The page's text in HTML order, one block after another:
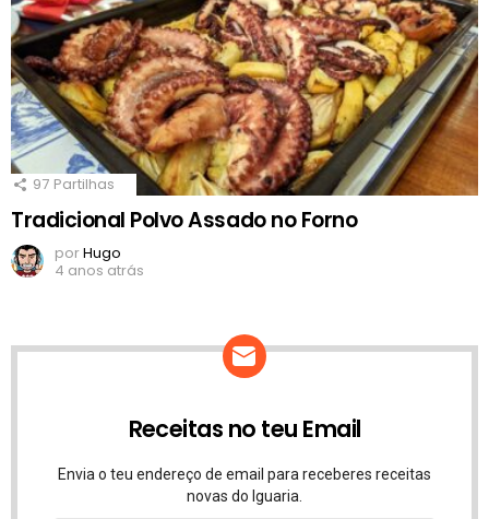
97 Partilhas
Tradicional Polvo Assado no Forno
porHugo
4 anos atrás
Receitas no teu Email
Envia o teu endereço de email para receberes receitas
novas do Iguaria.